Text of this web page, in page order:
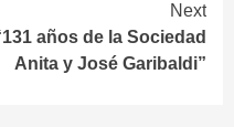
Next
años de la Sociedad
Anita y José Garibaldi”